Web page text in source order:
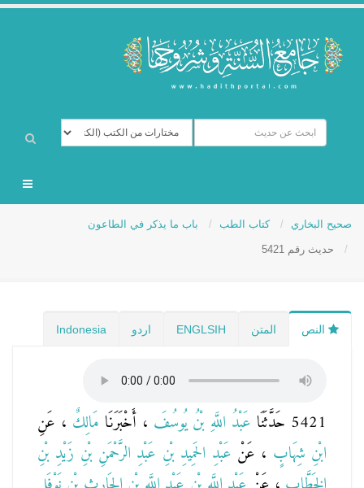
صحيح البخاري كتاب الطب باب ما يذكر في الطاعون
حديث رقم 5421
النص المتن ENGLSIH اردو Indonesia
5421 حَدَّثَنَا عَبْدُ اللَّهِ بْنُ يُوسُفَ ، أَخْبَرَنَا مَالِكٌ ، عَنِ
ابْنِ شِهَابٍ ، عَنْ عَبْدِ الحَمِيدِ بْنِ عَبْدِ الرَّحْمَنِ بْنِ زَيْدِ بْنِ